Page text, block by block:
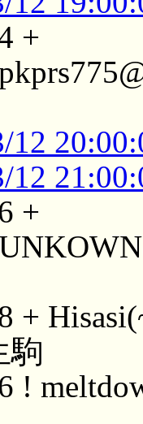
+
12
12
+
+
駒
!